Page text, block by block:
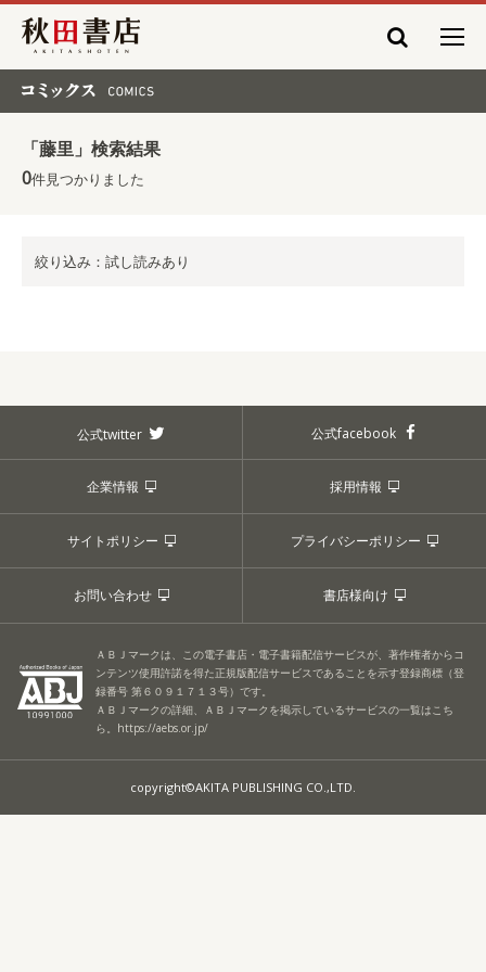
秋田書店
「藤里」検索結果
0件見つかりました
絞り込み：試し読みあり
公式twitter 公式facebook
企業情報 採用情報
サイトポリシー プライバシーポリシー
お問い合わせ 書店様向け
ＡＢＪマークは、この電子書店・電子書籍配信サービスが、著作権者からコ
ンテンツ使用許諾を得た正規版配信サービスであることを示す登録商標（登
録番号 第６０９１７１３号）です。
ＡＢＪマークの詳細、ＡＢＪマークを掲示しているサービスの一覧はこち
ら。 https://aebs.or.jp/
copyright©AKITA PUBLISHING CO.,LTD.